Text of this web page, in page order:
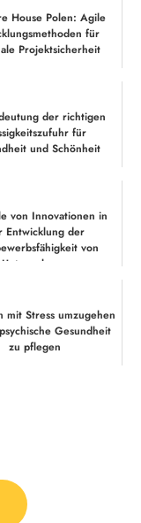
House Polen: Agile
für
Projektsicherheit
der richtigen
für
und Schönheit
von Innovationen in
Entwicklung der
von
Unternehmen
mit Stress umzugehen
Gesundheit
zu pflegen